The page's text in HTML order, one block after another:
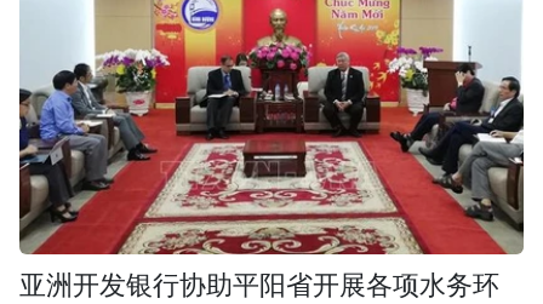
亚洲开发银行协助平阳省开展各项水务环